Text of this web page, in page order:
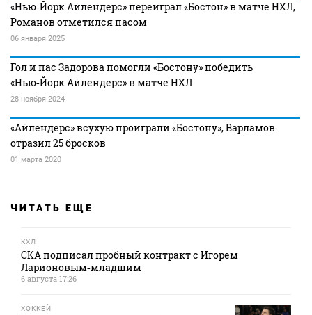
«Нью‑Йорк Айлендерс» переиграл «Бостон» в матче НХЛ,
Романов отметился пасом
06 января 2025
Гол и пас Задорова помогли «Бостону» победить
«Нью‑Йорк Айлендерс» в матче НХЛ
28 ноября 2024
«Айлендерс» всухую проиграли «Бостону», Варламов
отразил 25 бросков
01 марта 2020
ЧИТАТЬ ЕЩЕ
КХЛ
СКА подписал пробный контракт с Игорем
Ларионовым‑младшим
6 августа 17:26
ХОККЕЙ